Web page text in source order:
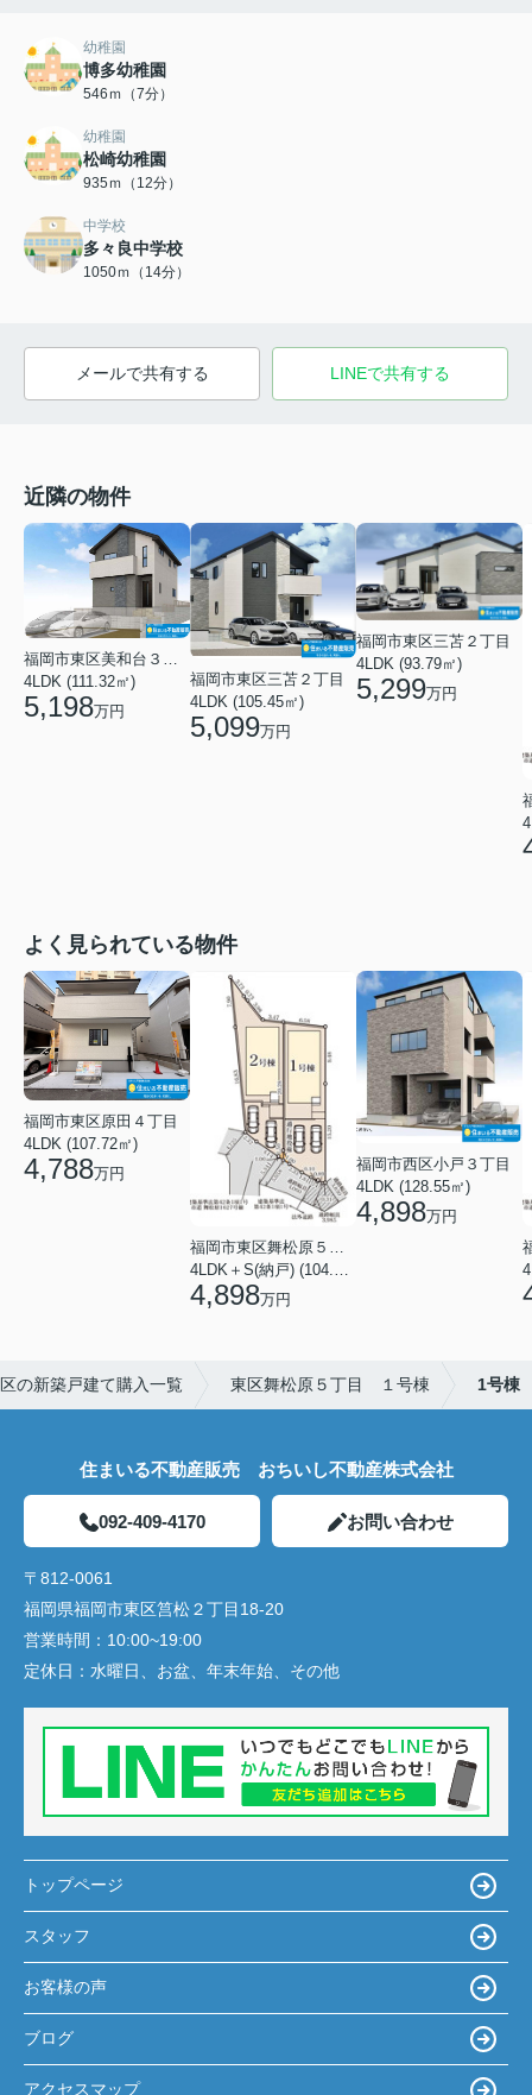
幼稚園
博多幼稚園
546ｍ（7分）
幼稚園
松崎幼稚園
935ｍ（12分）
中学校
多々良中学校
1050ｍ（14分）
メールで共有する LINEで共有する
近隣の物件
福岡市東区美和台３丁目
4LDK (111.32㎡)
5,198万円
福岡市東区三苫２丁目
4LDK (105.45㎡)
5,099万円
福岡市東区三苫２丁目
4LDK (93.79㎡)
5,299万円
よく見られている物件
福岡市東区原田４丁目
4LDK (107.72㎡)
4,788万円
福岡市東区舞松原５丁目
4LDK＋S(納戸) (104.08㎡)
4,898万円
福岡市西区小戸３丁目
4LDK (128.55㎡)
4,898万円
の新築戸建て購入一覧 東区舞松原５丁目 １号棟 1号棟
住まいる不動産販売 おちいし不動産株式会社
092-409-4170 お問い合わせ
〒812-0061
福岡県福岡市東区筥松２丁目18-20
営業時間： 10:00~19:00
定休日： 水曜日、お盆、年末年始、その他
トップページ
スタッフ
お客様の声
ブログ
アクセスマップ